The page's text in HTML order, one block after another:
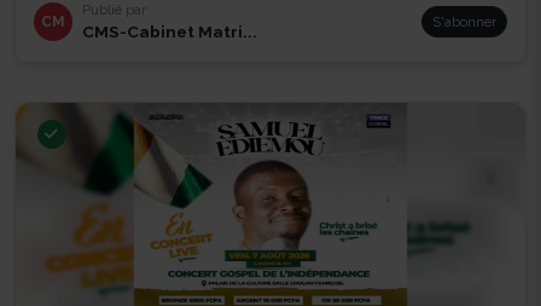
CM
Publié par
CMS-Cabinet Matri... S'abonner